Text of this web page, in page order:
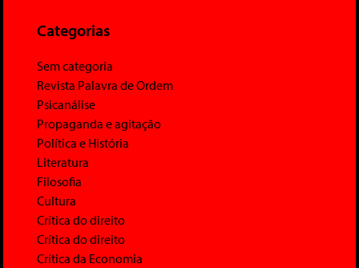
Categorias
Sem categoria
Revista Palavra de Ordem
Psicanálise
Propaganda e agitação
Política e História
Literatura
Filosofia
Cultura
Crítica do direito
Crítica do direito
Crítica da Economia